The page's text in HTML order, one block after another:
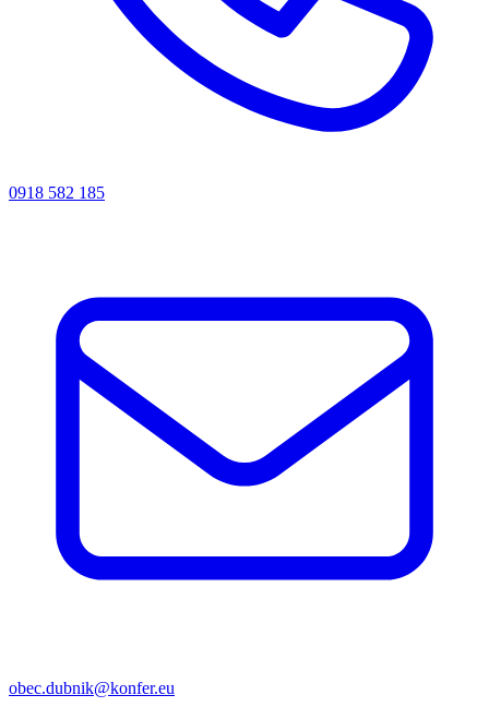
0918 582 185
obec.dubnik@konfer.eu